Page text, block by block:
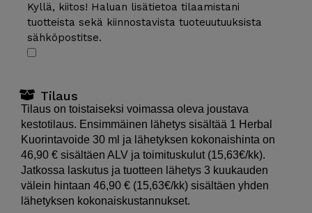
Kyllä, kiitos! Haluan lisätietoa tilaamistani
tuotteista sekä kiinnostavista tuoteuutuuksista
sähköpostitse.
Tilaus
Tilaus on toistaiseksi voimassa oleva joustava
kestotilaus. Ensimmäinen lähetys sisältää 1 Herbal
Kuorintavoide 30 ml ja lähetyksen kokonaishinta on
46,90 € sisältäen ALV ja toimituskulut (15,63€/kk).
Jatkossa laskutus ja tuotteen lähetys 3 kuukauden
välein hintaan 46,90 € (15,63€/kk) sisältäen yhden
lähetyksen kokonaiskustannukset.